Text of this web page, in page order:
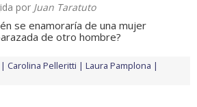
por Juan Taratuto
se enamoraría de una mujer
de otro hombre?
Carolina Pelleritti
Laura Pamplona